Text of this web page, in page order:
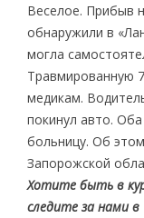
Веселое. Прибыв
обнаружили в
могла
Травмированную
медикам.
покинул авто.
больницу. Об
Запорожской
Хотите быть в
следите за нами в